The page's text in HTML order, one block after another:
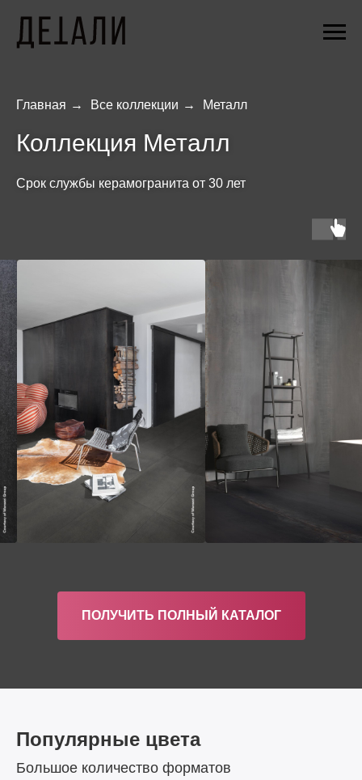
Главная → Все коллекции → Металл
Коллекция Металл
Cрок службы керамогранита от 30 лет
ПОЛУЧИТЬ ПОЛНЫЙ КАТАЛОГ
Популярные цвета
Большое количество форматов